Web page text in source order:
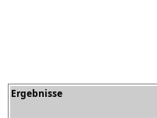
Ergebnisse